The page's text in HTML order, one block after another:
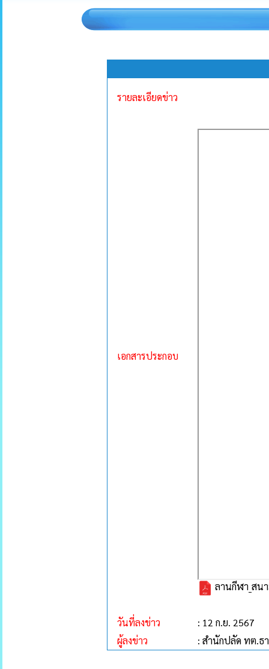
รายละเอียดข่าว
เอกสารประกอบ
ลานกีฬา_สน
วันที่ลงข่าว
: 12 ก.ย. 2567
ผู้ลงข่าว
: สำนักปลัด ทต.ธ